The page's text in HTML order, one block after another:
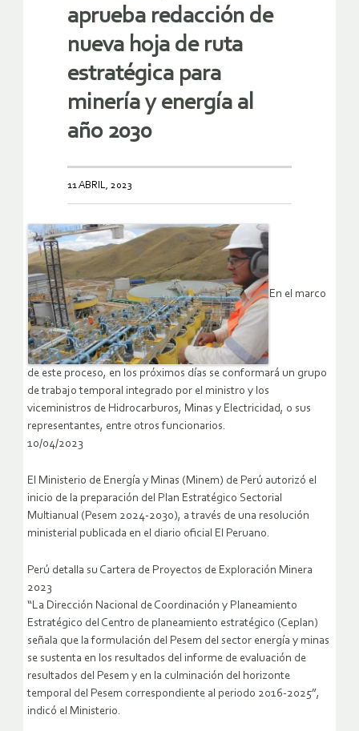
aprueba redacción de
nueva hoja de ruta
estratégica para
minería y energía al
año 2030
11 ABRIL, 2023
En el marco
de este proceso, en los próximos días se conformará un grupo
de trabajo temporal integrado por el ministro y los
viceministros de Hidrocarburos, Minas y Electricidad, o sus
representantes, entre otros funcionarios.
10/04/2023
El Ministerio de Energía y Minas (Minem) de Perú autorizó el
inicio de la preparación del Plan Estratégico Sectorial
Multianual (Pesem 2024-2030), a través de una resolución
ministerial publicada en el diario oficial El Peruano.
Perú detalla su Cartera de Proyectos de Exploración Minera
2023
“La Dirección Nacional de Coordinación y Planeamiento
Estratégico del Centro de planeamiento estratégico (Ceplan)
señala que la formulación del Pesem del sector energía y minas
se sustenta en los resultados del informe de evaluación de
resultados del Pesem y en la culminación del horizonte
temporal del Pesem correspondiente al periodo 2016-2025”,
indicó el Ministerio.